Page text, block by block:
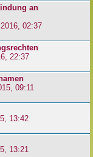
an
02:37
22:37
09:11
13:42
13:21